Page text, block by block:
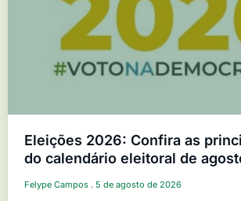
Eleições 2026: Confira as
do calendário eleitoral de
Felype Campos 5 de agosto de 2026